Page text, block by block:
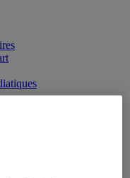
sociale et publique